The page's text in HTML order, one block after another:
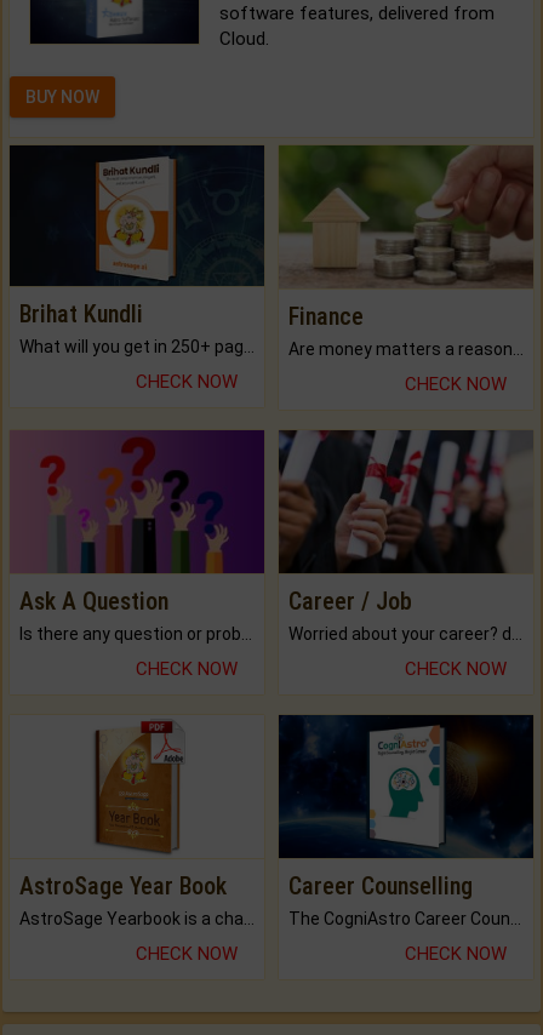
software features, delivered from
Cloud.
BUY NOW
Brihat Kundli
CHECK NOW
Finance
CHECK NOW
Ask A Question
CHECK NOW
Career / Job
CHECK NOW
AstroSage Year Book
AstroSage Yearbook is a channel to fulfill your dreams and destiny.
CHECK NOW
Career Counselling
The CogniAstro Career Counselling Report is the most comprehensive report available on this topic.
CHECK NOW